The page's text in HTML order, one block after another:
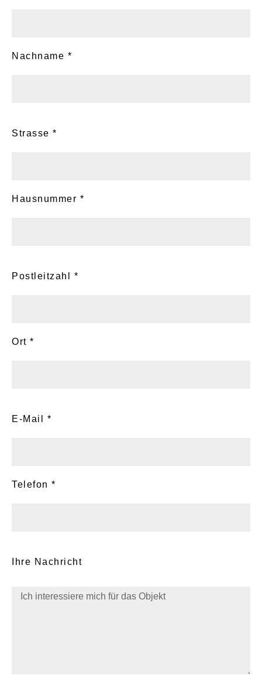
Nachname *
Strasse *
Hausnummer *
Postleitzahl *
Ort *
E-Mail *
Telefon *
Ihre Nachricht